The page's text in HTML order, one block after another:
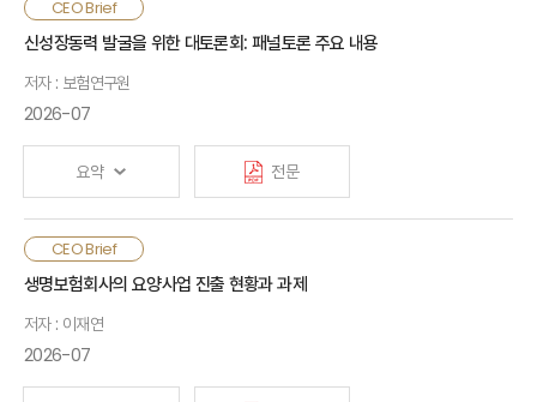
접근할 것을 제안함. 또한 정부는 기술 검증, 초기 수요 창출과
규제의 예측 가능성을 높이고, 민간 보험의 인수한도를 넘어서는
거대·장기 위험에 대해서는 재정 투입의 정당성을 전제로 제한적인
위험 분담을 검토할 필요가 있음
Climate technology (“climate tech”) is increasingly
recognized as technological and industrial solutions
growth. Global climate tech investment remains
strong, but investment in Korea’s climate tech
sector remains limited. By managing and
underwriting certain technology-related risks,
insurers can mitigate project risks and improve the
conditions for attracting investment. Insurance
products in international markets cover fire and
AI·기후 변화·데이터는 보험산업에 새로운 기회와 도전을 동시에
제기하고 있음. AI와 기후 위험은 전통적인 부보가능성을 충족하지
확보로 이는 점차 극복될 수 있을 것으로 보이나, AI·기후 변화로
인한 동시다발적 상관손실은 개별 노력만으로 감당하기 어려우며,
위험전가 수단 확대와 공공-민간 협력체계의 구축이 필요함. 한편,
데이터 사이언스는 보험산업의 혁신을 이끌고 있으나 이러한
혁신이 시장 성장으로 이어지기 위해서는 정부 정책 검토와 충분한
검증이 요구됨
Artificial intelligence (AI), climate change, and data
are creating new opportunities and challenges for
the insurance industry. Because many AI-and
climate-related risks do not readily satisfy
conventional conditions for underwriting, insurers
need to reassess the scope of risks they can
CEO Brief
신성장동력 발굴을 위한 대토론회: 패널토론 주요 내용
저자 : 보험연구원
2026-07
요약 전문
보험산업 신성장동력의 키워드로는 데이터, 신사업, 해외 진출,
시장 신뢰를 들 수 있음. 첫째, 보험상품 개발 및 서비스 제공에
마련되어야 함. 둘째, 보험회사의 다양한 신사업 진출을 위해
자회사 업무규제를 네거티브 규제로 전환하거나, 자산운용 한도 및
인허가 요건을 유연화할 필요가 있음. 셋째, 보험회사 해외시장
CEO Brief
생명보험회사의 요양사업 진출 현황과 과제
저자 : 이재연
2026-07